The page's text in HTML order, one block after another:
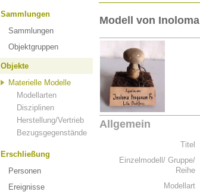
Sammlungen
Sammlungen
Objektgruppen
Objekte
Materielle Modelle
Modellarten
Disziplinen
Herstellung/Vertrieb
Bezugsgegenstände
Erschließung
Personen
Ereignisse
Modell von
Allgemein
Titel
Einzelmodell/ Gruppe/
Reihe
Modellart